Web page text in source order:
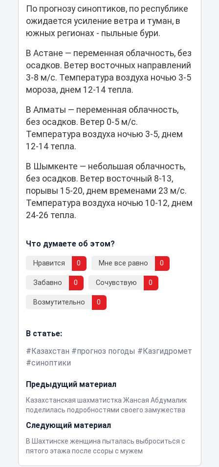
По прогнозу синоптиков, по республике
ожидается усиление ветра и туман, в
южных регионах - пыльные бури.
В Астане — переменная облачность, без
осадков. Ветер восточных направлений
3-8 м/с. Температура воздуха ночью 3-5
мороза, днем 12-14 тепла.
В Алматы — переменная облачность,
без осадков. Ветер 0-5 м/с.
Температура воздуха ночью 3-5, днем
12-14 тепла.
В Шымкенте — небольшая облачность,
без осадков. Ветер восточный 8-13,
порывы 15-20, днем временами 23 м/с.
Температура воздуха ночью 10-12, днем
24-26 тепла.
Что думаете об этом?
Нравится 0 Мне все равно 0
Забавно 0 Сочувствую 0
Возмутительно 0
В статье:
Казахстан
прогноз погоды
Казгидромет
синоптики
Предыдущий материал
Казахстанская шахматистка Жансая Абдумалик
поделилась подробностями своего замужества
Следующий материал
В Шахтинске женщина пыталась выброситься с
пятого этажа после ссоры с мужем